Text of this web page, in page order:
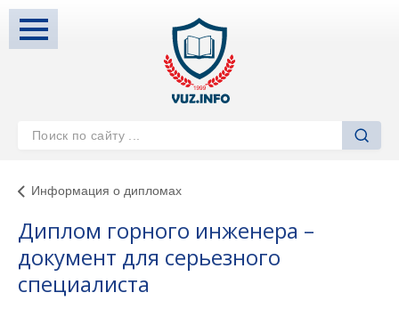
Информация о дипломах
Диплом горного инженера –
документ для серьезного
специалиста